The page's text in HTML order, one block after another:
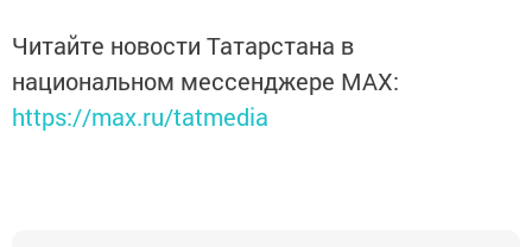
Читайте новости Татарстана в
национальном мессенджере MАХ:
https://max.ru/tatmedia